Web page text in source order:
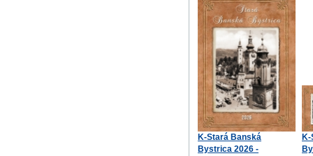
K-Stará Banská
Bystrica 2026 -